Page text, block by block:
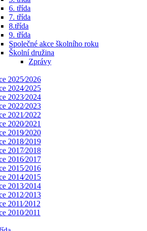
6. třída
7. třída
8.třída
9. třída
Společné akce školního roku
Školní družina
Zprávy
2025⁄2026
2024⁄2025
2023⁄2024
2022⁄2023
2021⁄2022
2020⁄2021
2019⁄2020
2018⁄2019
2017⁄2018
2016⁄2017
2015⁄2016
2014⁄2015
2013⁄2014
2012⁄2013
2011⁄2012
2010⁄2011